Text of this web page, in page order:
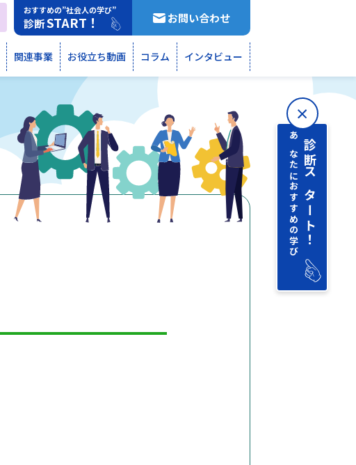
関連事業 お役立ち動画 コラム インタビュー
おすすめの”社会人の学び”
診断START！ お問い合わせ
あなたにおすすめの学び診断 スタート！